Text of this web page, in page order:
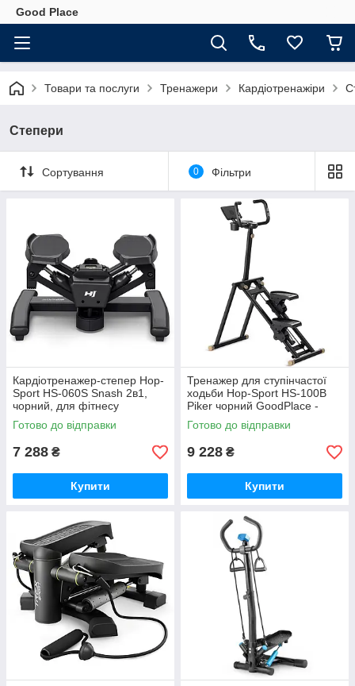
Good Place
Товари та послуги Тренажери Кардіотренажіри
Степери
Сортування 0 Фільтри
Кардіотренажер-степер Hop-
Sport HS-060S Snash 2в1,
чорний, для фітнесу
GoodPlace -worry-free-
shopping-
Готово до відправки
7 288 ₴
Купити
Тренажер для ступінчастої
ходьби Hop-Sport HS-100B
Piker чорний GoodPlace -
worry-free-shopping-
Готово до відправки
9 228 ₴
Купити